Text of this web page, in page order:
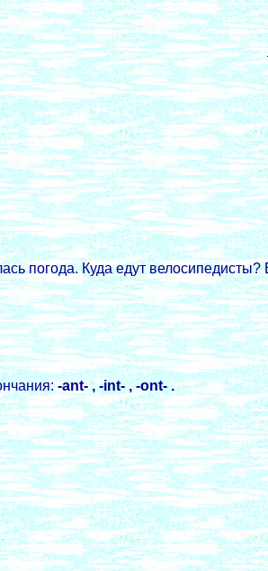
погода. Куда едут
-ant- , -int- , -ont- .